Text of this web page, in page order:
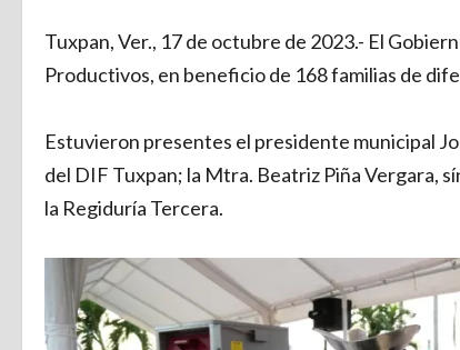
Tuxpan, Ver., 17 de octubre de 2023.- El
Productivos, en beneficio de 168 familias de
Estuvieron presentes el presidente municipal
del DIF Tuxpan; la Mtra. Beatriz Piña Vergara,
la Regiduría Tercera.